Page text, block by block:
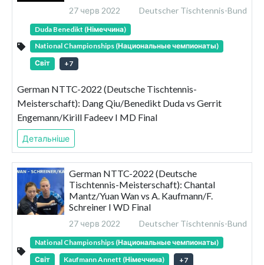
27 черв 2022 Deutscher Tischtennis-Bund
Duda Benedikt (Німеччина)
National Championships (Национальные чемпионаты)
Світ
+7
German NTTC-2022 (Deutsche Tischtennis-
Meisterschaft): Dang Qiu/Benedikt Duda vs Gerrit
Engemann/Kirill Fadeev I MD Final
Детальніше
German NTTC-2022 (Deutsche
Tischtennis-Meisterschaft): Chantal
Mantz/Yuan Wan vs A. Kaufmann/F.
Schreiner I WD Final
27 черв 2022 Deutscher Tischtennis-Bund
National Championships (Национальные чемпионаты)
Світ
Kaufmann Annett (Німеччина) +7